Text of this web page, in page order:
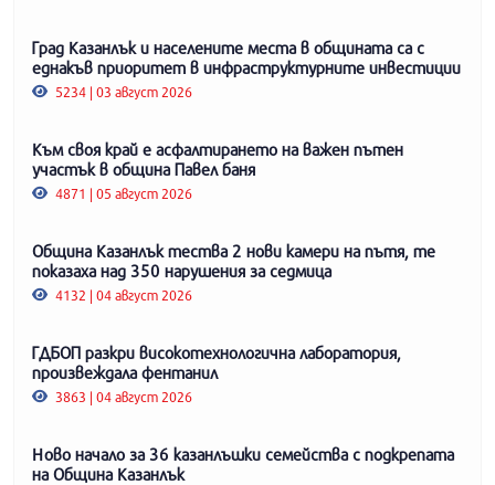
Град Казанлък и населените места в общината са с
еднакъв приоритет в инфраструктурните инвестиции
5234 | 03 август 2026
Към своя край е асфалтирането на важен пътен
участък в община Павел баня
4871 | 05 август 2026
Община Казанлък тества 2 нови камери на пътя, те
показаха над 350 нарушения за седмица
4132 | 04 август 2026
ГДБОП разкри високотехнологична лаборатория,
произвеждала фентанил
3863 | 04 август 2026
Ново начало за 36 казанлъшки семейства с подкрепата
на Община Казанлък